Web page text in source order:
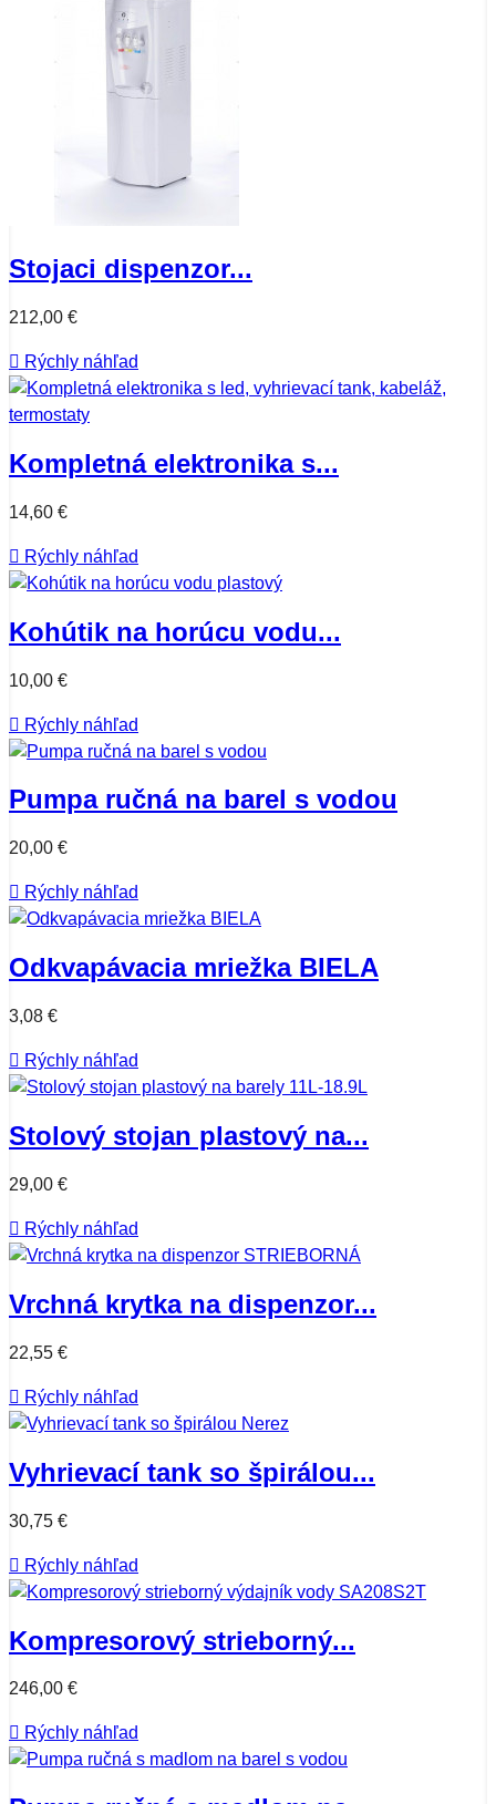
Stojaci dispenzor...
212,00 €
 Rýchly náhľad
Kompletná elektronika s...
14,60 €
 Rýchly náhľad
Kohútik na horúcu vodu...
10,00 €
 Rýchly náhľad
Pumpa ručná na barel s vodou
20,00 €
 Rýchly náhľad
Odkvapávacia mriežka BIELA
3,08 €
 Rýchly náhľad
Stolový stojan plastový na...
29,00 €
 Rýchly náhľad
Vrchná krytka na dispenzor...
22,55 €
 Rýchly náhľad
Vyhrievací tank so špirálou...
30,75 €
 Rýchly náhľad
Kompresorový strieborný...
246,00 €
 Rýchly náhľad